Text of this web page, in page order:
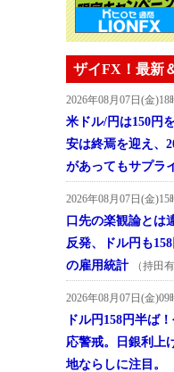
ザイFX！最新
2026年08月07日(金)18
米ドル/円は150円
安は終焉を迎え、
があってもサプラ
2026年08月07日(金)15
口先の楽観論とは
反発、ドル円も
の雇用統計
（持田
2026年08月07日(金)09
ドル円158円半ば
応警戒。日銀利上
地ならしに注目。